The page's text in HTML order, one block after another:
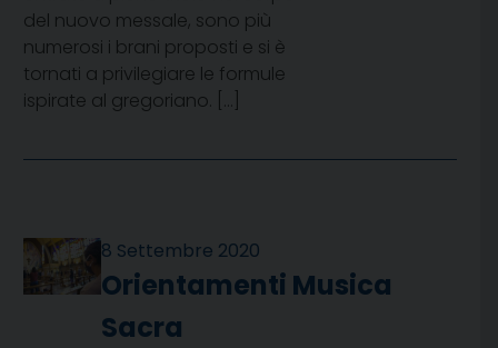
del nuovo messale, sono più
numerosi i brani proposti e si è
tornati a privilegiare le formule
ispirate al gregoriano. […]
8 Settembre 2020
Orientamenti Musica
Sacra